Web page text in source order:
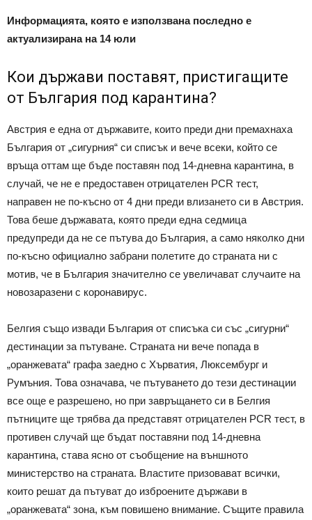
Информацията, която е използвана последно е
актуализирана на 14 юли
Кои държави поставят, пристигащите
от България под карантина?
Австрия е една от държавите, които преди дни премахнаха
България от „сигурния“ си списък и вече всеки, който се
връща оттам ще бъде поставян под 14-дневна карантина, в
случай, че не е предоставен отрицателен PCR тест,
направен не по-късно от 4 дни преди влизането си в Австрия.
Това беше държавата, която преди една седмица
предупреди да не се пътува до България, а само няколко дни
по-късно официално забрани полетите до страната ни с
мотив, че в България значително се увеличават случаите на
новозаразени с коронавирус.
Белгия също извади България от списъка си със „сигурни“
дестинации за пътуване. Страната ни вече попада в
„оранжевата“ графа заедно с Хърватия, Люксембург и
Румъния. Това означава, че пътуването до тези дестинации
все още е разрешено, но при завръщането си в Белгия
пътниците ще трябва да представят отрицателен PCR тест, в
противен случай ще бъдат поставяни под 14-дневна
карантина, става ясно от съобщение на външното
министерство на страната. Властите призовават всички,
които решат да пътуват до изброените държави в
„оранжевата“ зона, към повишено внимание. Същите правила